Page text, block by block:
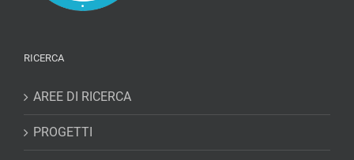
RICERCA
AREE DI RICERCA
PROGETTI